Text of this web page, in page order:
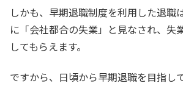
しかも、早期退職制度を利用した退職
に「会社都合の失業」と見なされ、失
してもらえます。
ですから、日頃から早期退職を目指し